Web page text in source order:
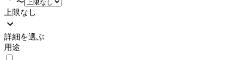
上限なし
詳細を選ぶ
用途